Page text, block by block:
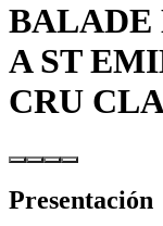
BALADE
A ST
CRU
Presentación